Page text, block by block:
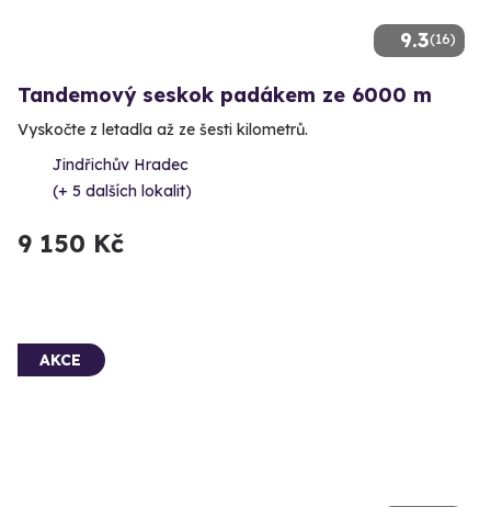
9.3(16)
Tandemový seskok padákem ze 6000 m
Vyskočte z letadla až ze šesti kilometrů.
Jindřichův Hradec
(+ 5 dalších lokalit)
9 150 Kč
AKCE